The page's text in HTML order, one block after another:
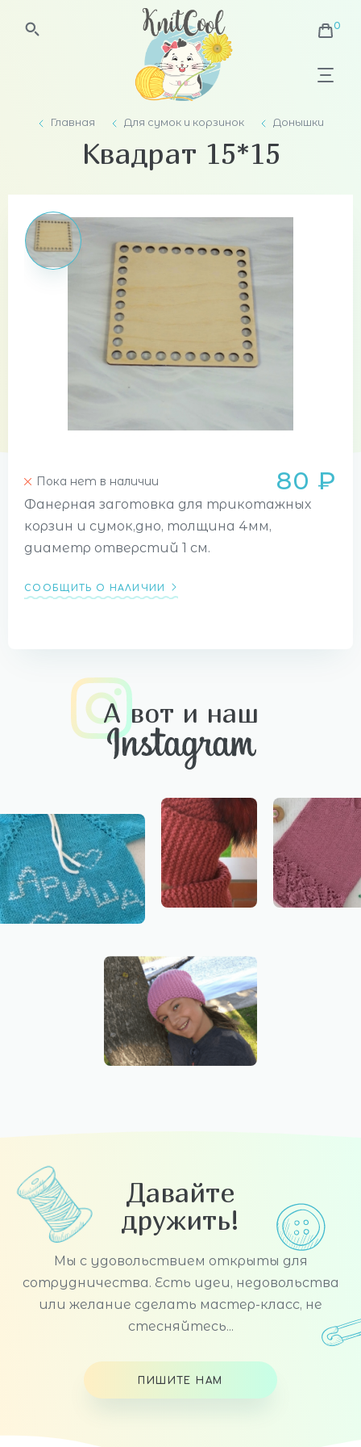
Главная Для сумок и корзинок Донышки
Квадрат 15*15
Пока нет в наличии 80 ₽
Фанерная заготовка для трикотажных
корзин и сумок,дно, толщина 4мм,
диаметр отверстий 1 см.
СООБЩИТЬ О НАЛИЧИИ
А вот и наш
Давайте
дружить!
Мы с удовольствием открыты для
сотрудничества. Есть идеи, недовольства
или желание сделать мастер-класс, не
стесняйтесь...
ПИШИТЕ НАМ